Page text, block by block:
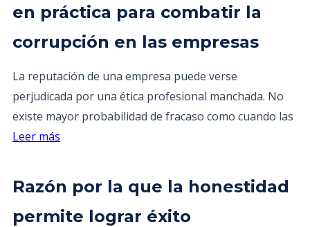
en práctica para combatir la
corrupción en las empresas
La reputación de una empresa puede verse
perjudicada por una ética profesional manchada. No
existe mayor probabilidad de fracaso como cuando las
Leer más
Razón por la que la honestidad
permite lograr éxito